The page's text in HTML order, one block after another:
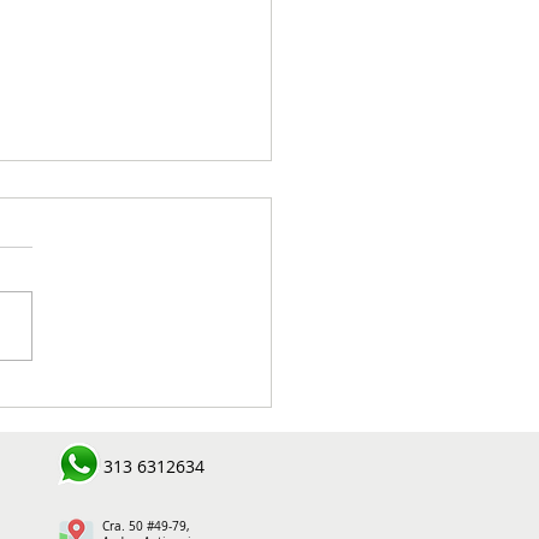
de ciudadano
sector Cauca Viejo
313 6312634
Cra. 50 #49-79,